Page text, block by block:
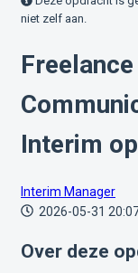
niet zelf aan.
Interim
Interim Manager
2026-05-31
Over deze